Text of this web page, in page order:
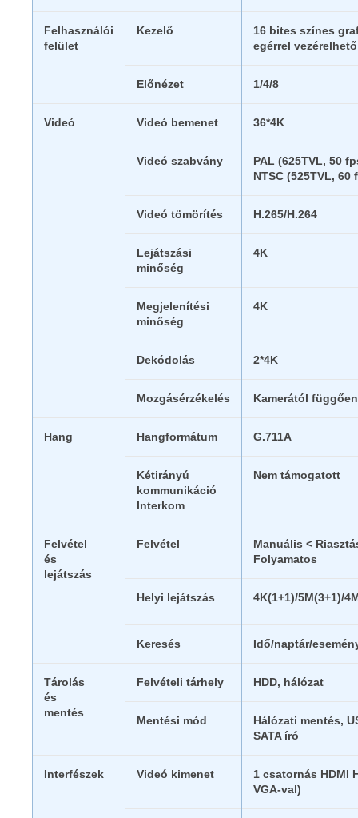
Felhasználói
felület
Kezelő
16 bites színes
egérrel vezérelhető
Előnézet 1/4/8
Videó Videó bemenet 36*4K
Videó szabvány
PAL (625TVL, 50
NTSC (525TVL, 60
Videó tömörítés H.265/H.264
Lejátszási
minőség
4K
Megjelenítési
minőség
4K
Dekódolás 2*4K
Mozgásérzékelés Kamerától függően
Hang Hangformátum G.711A
Kétirányú
kommunikáció
Interkom
Nem támogatott
Felvétel
és
lejátszás
Felvétel
Manuális <
Folyamatos
Helyi lejátszás 4K(1+1)/5M(3+1)/
Keresés Idő/naptár/
Tárolás
és
mentés
Felvételi tárhely HDD, hálózat
Mentési mód
Hálózati mentés,
SATA író
Interfészek Videó kimenet
1 csatornás HDMI
VGA-val)